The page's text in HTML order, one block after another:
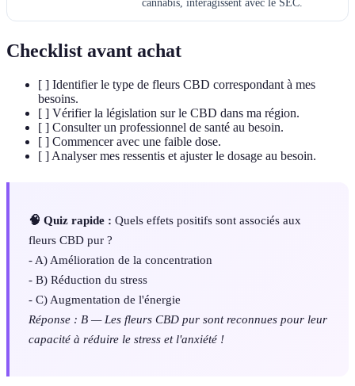
cannabis, interagissent avec le SEC.
Checklist avant achat
[ ] Identifier le type de fleurs CBD correspondant à mes
besoins.
[ ] Vérifier la législation sur le CBD dans ma région.
[ ] Consulter un professionnel de santé au besoin.
[ ] Commencer avec une faible dose.
[ ] Analyser mes ressentis et ajuster le dosage au besoin.
🧠 Quiz rapide : Quels effets positifs sont associés aux
fleurs CBD pur ?
- A) Amélioration de la concentration
- B) Réduction du stress
- C) Augmentation de l'énergie
Réponse : B — Les fleurs CBD pur sont reconnues pour leur
capacité à réduire le stress et l'anxiété !